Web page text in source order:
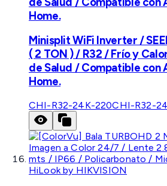
Home.
Minisplit WiFi Inverter /
( 2 TON ) / R32 / Frío y
de Salud / Compatible con
Home.
CHI-R32-24K-220CHI-R32-
HiLook by HIKVISION